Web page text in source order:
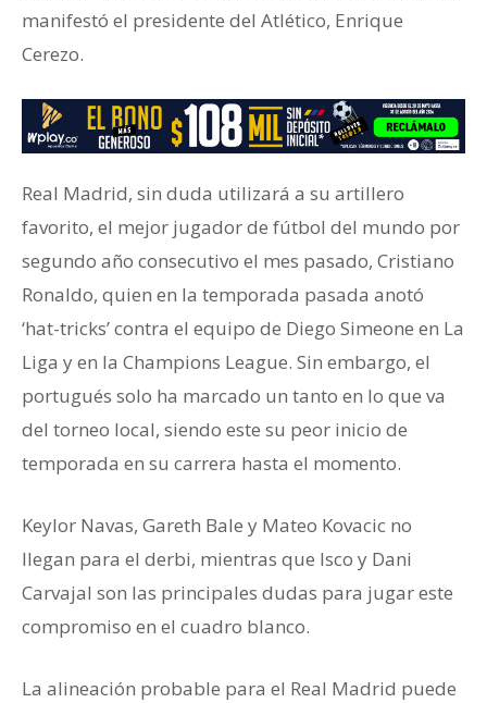
manifestó el presidente del Atlético, Enrique
Cerezo.
Real Madrid, sin duda utilizará a su artillero
favorito, el mejor jugador de fútbol del mundo por
segundo año consecutivo el mes pasado, Cristiano
Ronaldo, quien en la temporada pasada anotó
‘hat-tricks’ contra el equipo de Diego Simeone en La
Liga y en la Champions League. Sin embargo, el
portugués solo ha marcado un tanto en lo que va
del torneo local, siendo este su peor inicio de
temporada en su carrera hasta el momento.
Keylor Navas, Gareth Bale y Mateo Kovacic no
llegan para el derbi, mientras que Isco y Dani
Carvajal son las principales dudas para jugar este
compromiso en el cuadro blanco.
La alineación probable para el Real Madrid puede